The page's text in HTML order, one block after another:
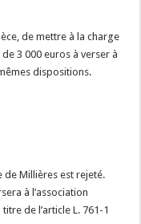
de mettre à la charge
3 000 euros à verser à
dispositions.
de Millières est rejeté.
à l’association
de l’article L. 761-1